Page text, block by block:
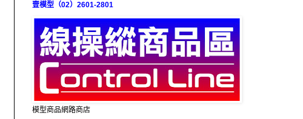
壹模型（02）2601-2801
模型商品網路商店